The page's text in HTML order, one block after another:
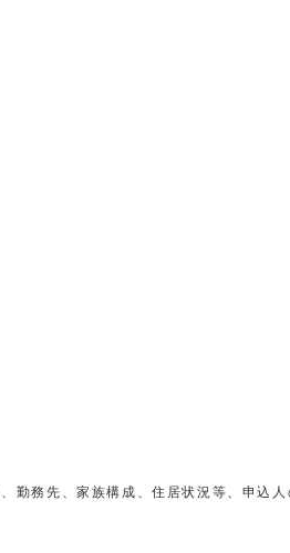
勤務先、家族構成、住居状況等、申込人